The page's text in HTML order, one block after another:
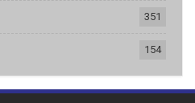
351
154